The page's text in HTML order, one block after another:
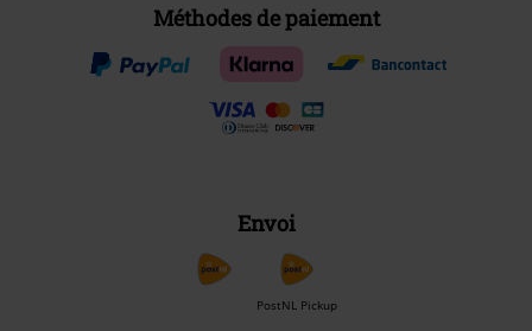
Méthodes de paiement
Envoi
PostNL Pickup